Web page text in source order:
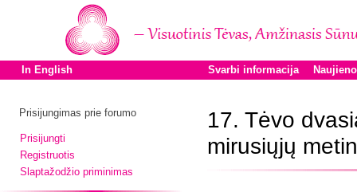
In English Svarbi informacija
Prisijungimas prie forumo
Prisijungti
Registruotis
Slaptažodžio priminimas
17. Tėvo
mirusiųjų